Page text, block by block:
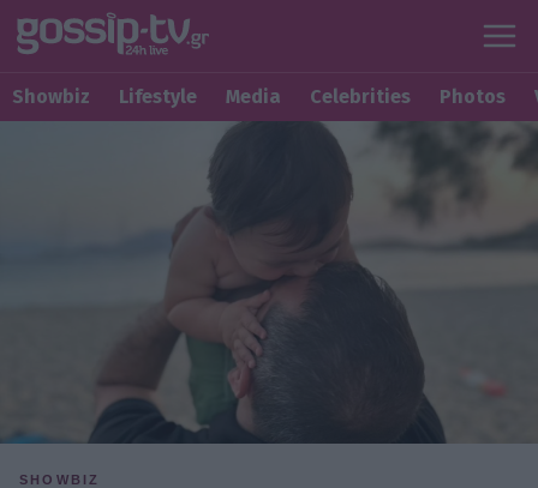
Showbiz Lifestyle Media Celebrities Photos
SHOWBIZ